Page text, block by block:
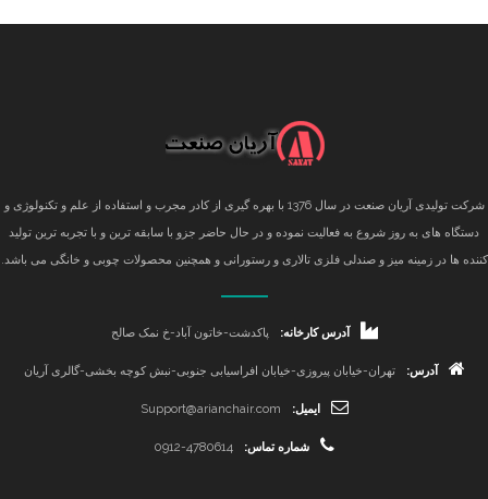
شرکت تولیدی آریان صنعت در سال 1376 با بهره گیری از کادر مجرب و استفاده از علم و تکنولوژی و
دستگاه های به روز شروع به فعالیت نموده و در حال حاضر جزو با سابقه ترین و با تجربه ترین تولید
کننده ها در زمینه میز و صندلی فلزی تالاری و رستورانی و همچنین محصولات چوبی و خانگی می باشد.
آدرس کارخانه: پاکدشت-خاتون آباد-خ نمک صالح
آدرس: تهران-خیابان پیروزی-خیابان افراسیابی جنوبی-نبش کوچه بخشی-گالری آریان
ایمیل: Support@arianchair.com
شماره تماس: 0912-4780614